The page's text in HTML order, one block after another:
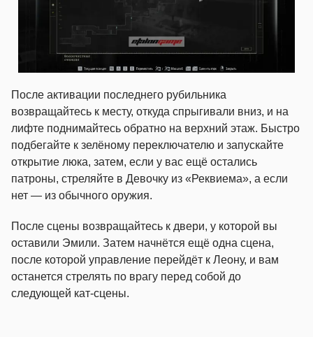
После активации последнего рубильника
возвращайтесь к месту, откуда спрыгивали вниз, и на
лифте поднимайтесь обратно на верхний этаж. Быстро
подбегайте к зелёному переключателю и запускайте
открытие люка, затем, если у вас ещё остались
патроны, стреляйте в Девочку из «Реквиема», а если
нет — из обычного оружия.
После сцены возвращайтесь к двери, у которой вы
оставили Эмили. Затем начнётся ещё одна сцена,
после которой управление перейдёт к Леону, и вам
останется стрелять по врагу перед собой до
следующей кат-сцены.